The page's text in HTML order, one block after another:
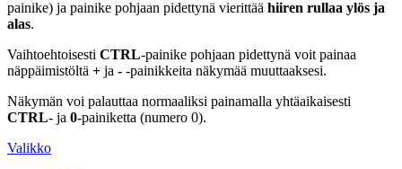
painike) ja painike pohjaan pidettynä vierittää hiiren rullaa ylös ja
alas.
Vaihtoehtoisesti CTRL-painike pohjaan pidettynä voit painaa
näppäimistöltä + ja - -painikkeita näkymää muuttaaksesi.
Näkymän voi palauttaa normaaliksi painamalla yhtäaikaisesti
CTRL- ja 0-painiketta (numero 0).
Valikko